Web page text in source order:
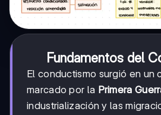
Fundamentos del
El conductismo surgió en un
marcado por la Primera
industrialización y las